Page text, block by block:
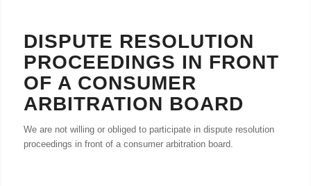
DISPUTE RESOLUTION
PROCEEDINGS IN FRONT
OF A CONSUMER
ARBITRATION BOARD
We are not willing or obliged to participate in dispute resolution
proceedings in front of a consumer arbitration board.